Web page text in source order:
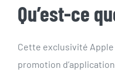
Qu’est-ce
Cette exclusivité
promotion